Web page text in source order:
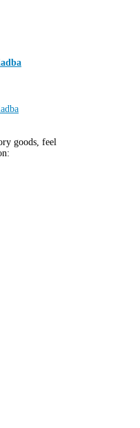
goods, feel